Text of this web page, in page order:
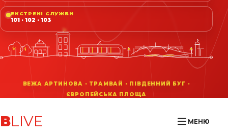
ЕКСТРЕНІ СЛУЖБИ
101 · 102 · 103
ВLIVE МЕНЮ